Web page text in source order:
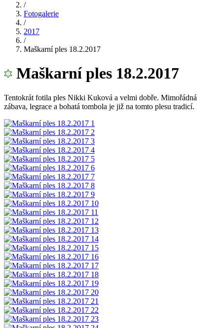
/
Fotogalerie
/
2017
/
Maškarní ples 18.2.2017
Maškarní ples 18.2.2017
Tentokrát fotila ples Nikki Kuková a velmi dobře. Mimořádná
zábava, legrace a bohatá tombola je již na tomto plesu tradicí.